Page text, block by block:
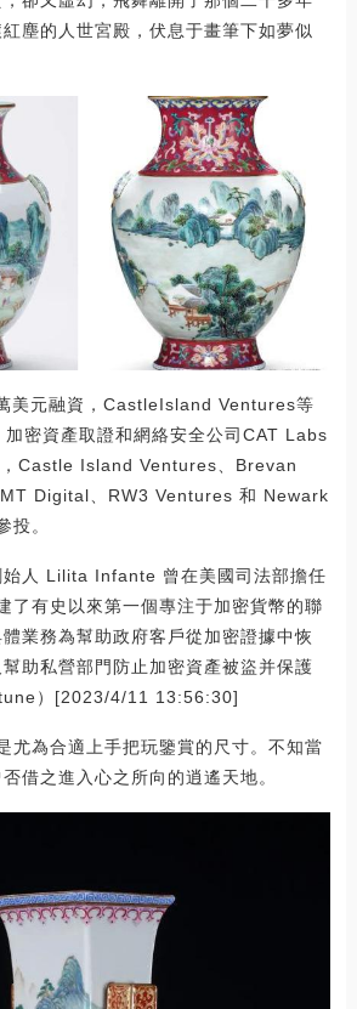
塵的人世宮殿，伏息于畫筆下如夢似
美元融資，CastleIsland Ventures等
密資產取證和網絡安全公司CAT Labs
Castle Island Ventures、Brevan
Digital、RW3 Ventures 和 Newark
。
人 Lilita Infante 曾在美國司法部擔任
了有史以來第一個專注于加密貨幣的聯
業務為幫助政府客戶從加密證據中恢
助私營部門防止加密資產被盜并保護
）[2023/4/11 13:56:30]
尤為合適上手把玩鑒賞的尺寸。不知當
借之進入心之所向的逍遙天地。